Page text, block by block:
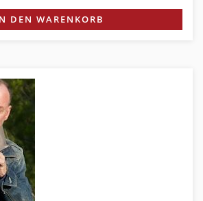
DEN WARENKORB